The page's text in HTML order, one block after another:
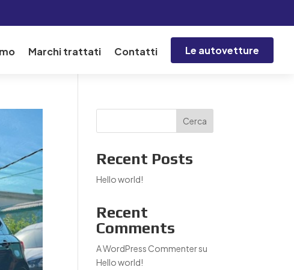
Marchi trattati Contatti Le autovetture
Cerca
Recent Posts
Hello world!
Recent
Comments
A WordPress Commentersu
Hello world!